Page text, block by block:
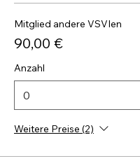
Mitglied andere VSVIen
90,00 €
Anzahl
Weitere Preise (2)